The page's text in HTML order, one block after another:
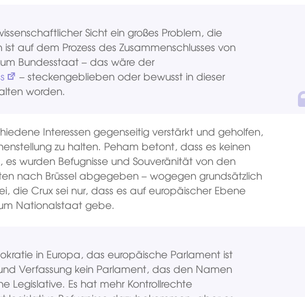
Sicht ein großes Problem, die
ist auf dem Prozess des Zusammenschlusses von
Bundesstaat – das wäre der
– steckengeblieben oder bewusst in dieser
worden.
Interessen gegenseitig verstärkt und geholfen,
zu halten. Peham betont, dass es keinen
wurden Befugnisse und Souveränität von den
nach Brüssel abgegeben – wogegen grundsätzlich
die Crux sei nur, dass es auf europäischer Ebene
Nationalstaat gebe.
in Europa, das europäische Parlament ist
Verfassung kein Parlament, das den Namen
Legislative. Es hat mehr Kontrollrechte